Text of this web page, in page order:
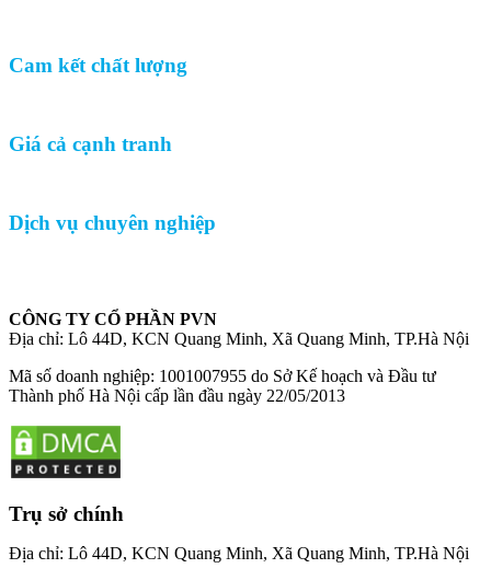
Cam kết chất lượng
Giá cả cạnh tranh
Dịch vụ chuyên nghiệp
CÔNG TY CỔ PHẦN PVN
Địa chỉ: Lô 44D, KCN Quang Minh, Xã Quang Minh, TP.Hà Nội
Mã số doanh nghiệp: 1001007955 do Sở Kế hoạch và Đầu tư
Thành phố Hà Nội cấp lần đầu ngày 22/05/2013
Trụ sở chính
Địa chỉ: Lô 44D, KCN Quang Minh, Xã Quang Minh, TP.Hà Nội